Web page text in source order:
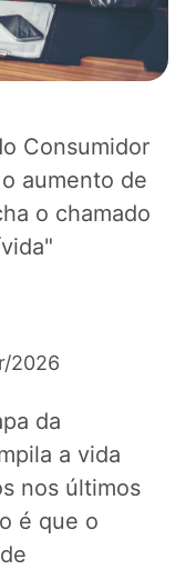
Consumidor
aumento de
o chamado
2026
da
a vida
nos últimos
é que o